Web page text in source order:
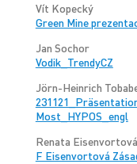
Vít Kopecký
Green Mine
Jan Sochor
Vodik_TrendyCZ
Jörn-Heinrich
Most_HYPOS_engl
Renata Eisenvortová
F Eisenvortová